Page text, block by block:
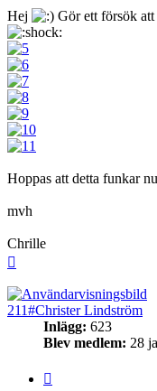
Hej Gör ett försök
Hoppas att detta funkar
mvh
Chrille
211#Christer Lindström
Inlägg: 623
Blev medlem: 28